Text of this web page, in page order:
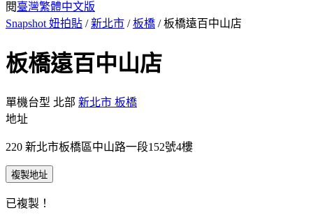
閱臺灣繁體中文版
Snapshot 妞拍貼 / 新北市 / 板橋 / 板橋遠百中山店
板橋遠百中山店
單機台型 北部 新北市 板橋
地址
220 新北市板橋區中山路一段152號4樓
複製地址
已複製！